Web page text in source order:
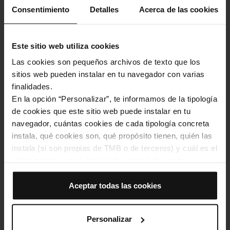
Consentimiento Detalles Acerca de las cookies
Este sitio web utiliza cookies
Las cookies son pequeños archivos de texto que los
sitios web pueden instalar en tu navegador con varias
finalidades.
En la opción “Personalizar”, te informamos de la tipología
de cookies que este sitio web puede instalar en tu
navegador, cuántas cookies de cada tipología concreta
instala, qué cookies son, qué propósito tienen, quién las
instala (si son propias de TMB o de terceros) y cuál es el
navegador. Si el panel de cookies muestra (0), significa
que no instala ninguna cookie de esta tipología.
Si eliges la opción “Aceptar todas las cookies”, permites
El selector que se encuentra a la derecha de cada
Aceptar todas las cookies
Personalizar
Una incidència al túnel de la L1 de metro obliga a evacuar un tren
entre les estacions de Clot i Glòries
Transport